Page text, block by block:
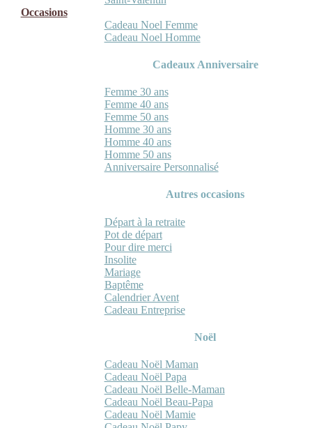
Occasions
Cadeau Noel Femme
Cadeau Noel Homme
Cadeaux Anniversaire
Femme 30 ans
Femme 40 ans
Femme 50 ans
Homme 30 ans
Homme 40 ans
Homme 50 ans
Anniversaire Personnalisé
Autres occasions
Départ à la retraite
Pot de départ
Pour dire merci
Insolite
Mariage
Baptême
Calendrier Avent
Cadeau Entreprise
Noël
Cadeau Noël Maman
Cadeau Noël Papa
Cadeau Noël Belle-Maman
Cadeau Noël Beau-Papa
Cadeau Noël Mamie